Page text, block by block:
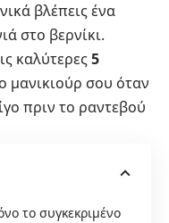
βλέπεις ένα
στο βερνίκι.
καλύτερες5
μανικιούρ σου όταν
πριν το ραντεβού
το συγκεκριμένο